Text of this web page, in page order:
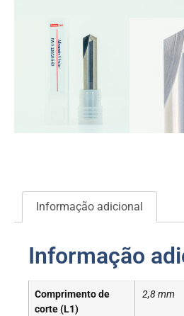
Informação adicional
Informação
Comprimento de
corte (L1)
2,8 mm